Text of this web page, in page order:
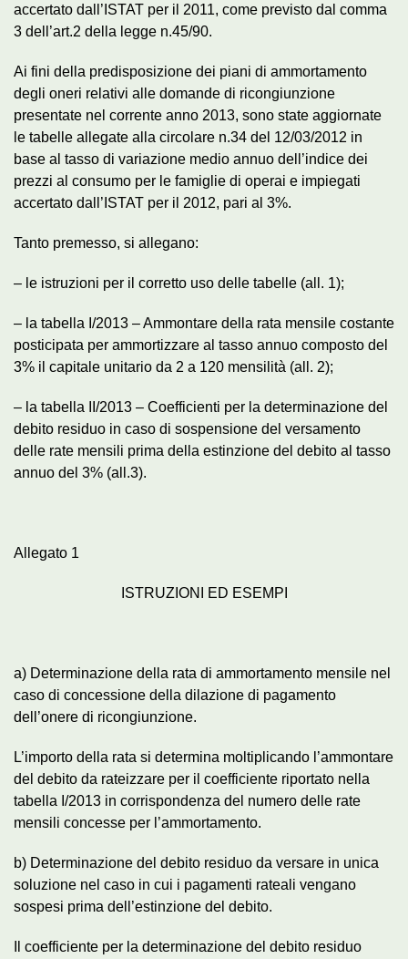
accertato dall’ISTAT per il 2011, come previsto dal comma
3 dell’art.2 della legge n.45/90.
Ai fini della predisposizione dei piani di ammortamento
degli oneri relativi alle domande di ricongiunzione
presentate nel corrente anno 2013, sono state aggiornate
le tabelle allegate alla circolare n.34 del 12/03/2012 in
base al tasso di variazione medio annuo dell’indice dei
prezzi al consumo per le famiglie di operai e impiegati
accertato dall’ISTAT per il 2012, pari al 3%.
Tanto premesso, si allegano:
– le istruzioni per il corretto uso delle tabelle (all. 1);
– la tabella I/2013 – Ammontare della rata mensile costante
posticipata per ammortizzare al tasso annuo composto del
3% il capitale unitario da 2 a 120 mensilità (all. 2);
– la tabella II/2013 – Coefficienti per la determinazione del
debito residuo in caso di sospensione del versamento
delle rate mensili prima della estinzione del debito al tasso
annuo del 3% (all.3).
Allegato 1
ISTRUZIONI ED ESEMPI
a) Determinazione della rata di ammortamento mensile nel
caso di concessione della dilazione di pagamento
dell’onere di ricongiunzione.
L’importo della rata si determina moltiplicando l’ammontare
del debito da rateizzare per il coefficiente riportato nella
tabella I/2013 in corrispondenza del numero delle rate
mensili concesse per l’ammortamento.
b) Determinazione del debito residuo da versare in unica
soluzione nel caso in cui i pagamenti rateali vengano
sospesi prima dell’estinzione del debito.
Il coefficiente per la determinazione del debito residuo